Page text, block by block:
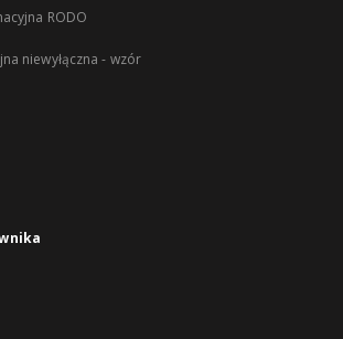
RODO
niewyłączna - wzór